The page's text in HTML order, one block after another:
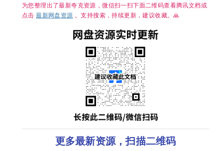
为您整理出了最新夸克资源，微信扫一扫下面二维码查看腾讯文档或
点击最新网盘资源 。支持搜索，持续更新，建议收藏。🙏
更多最新资源，扫描二维码